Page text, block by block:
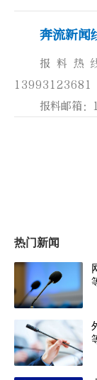
奔流新闻
报料热
报料邮箱
热门新闻